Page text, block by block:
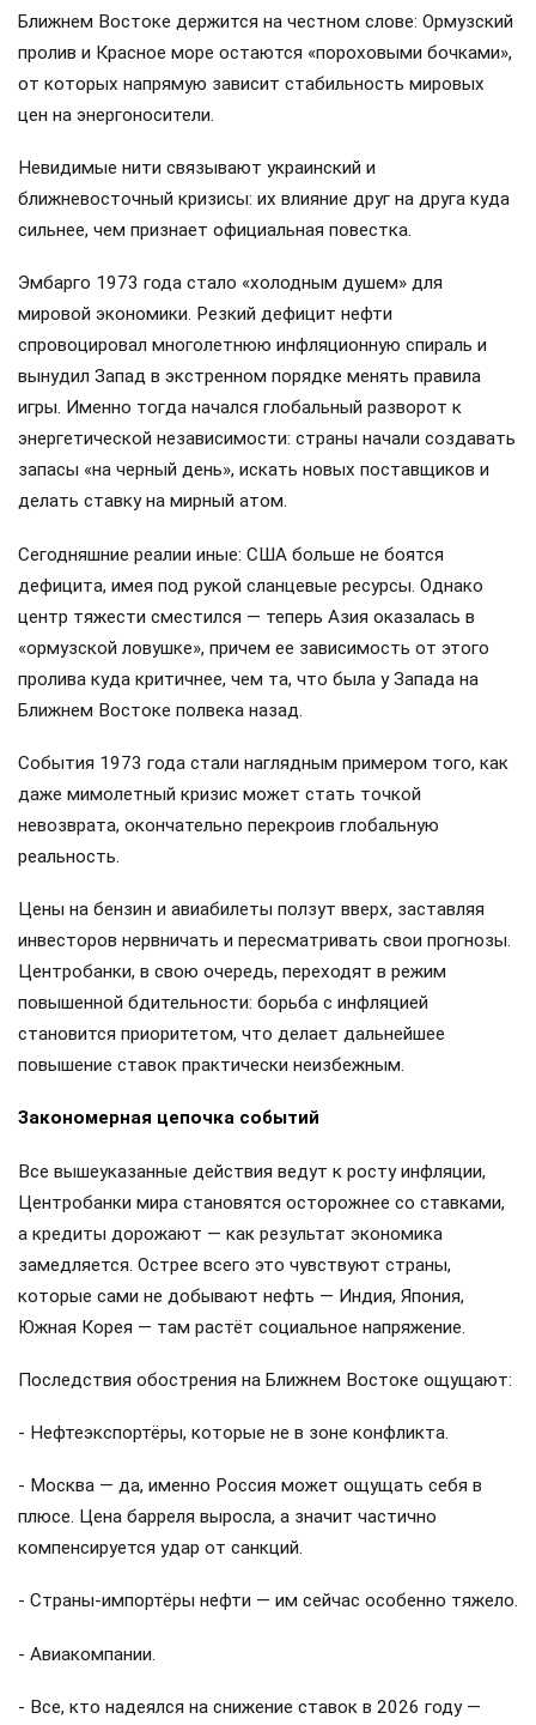
Ближнем Востоке держится на честном слове: Ормузский
пролив и Красное море остаются «пороховыми бочками»,
от которых напрямую зависит стабильность мировых
цен на энергоносители.
Невидимые нити связывают украинский и
ближневосточный кризисы: их влияние друг на друга куда
сильнее, чем признает официальная повестка.
Эмбарго 1973 года стало «холодным душем» для
мировой экономики. Резкий дефицит нефти
спровоцировал многолетнюю инфляционную спираль и
вынудил Запад в экстренном порядке менять правила
игры. Именно тогда начался глобальный разворот к
энергетической независимости: страны начали создавать
запасы «на черный день», искать новых поставщиков и
делать ставку на мирный атом.
Сегодняшние реалии иные: США больше не боятся
дефицита, имея под рукой сланцевые ресурсы. Однако
центр тяжести сместился — теперь Азия оказалась в
«ормузской ловушке», причем ее зависимость от этого
пролива куда критичнее, чем та, что была у Запада на
Ближнем Востоке полвека назад.
События 1973 года стали наглядным примером того, как
даже мимолетный кризис может стать точкой
невозврата, окончательно перекроив глобальную
реальность.
Цены на бензин и авиабилеты ползут вверх, заставляя
инвесторов нервничать и пересматривать свои прогнозы.
Центробанки, в свою очередь, переходят в режим
повышенной бдительности: борьба с инфляцией
становится приоритетом, что делает дальнейшее
повышение ставок практически неизбежным.
Закономерная цепочка событий
Все вышеуказанные действия ведут к росту инфляции,
Центробанки мира становятся осторожнее со ставками,
а кредиты дорожают — как результат экономика
замедляется. Острее всего это чувствуют страны,
которые сами не добывают нефть — Индия, Япония,
Южная Корея — там растёт социальное напряжение.
Последствия обострения на Ближнем Востоке ощущают:
- Нефтеэкспортёры, которые не в зоне конфликта.
- Москва — да, именно Россия может ощущать себя в
плюсе. Цена барреля выросла, а значит частично
компенсируется удар от санкций.
- Страны-импортёры нефти — им сейчас особенно тяжело.
- Авиакомпании.
- Все, кто надеялся на снижение ставок в 2026 году —